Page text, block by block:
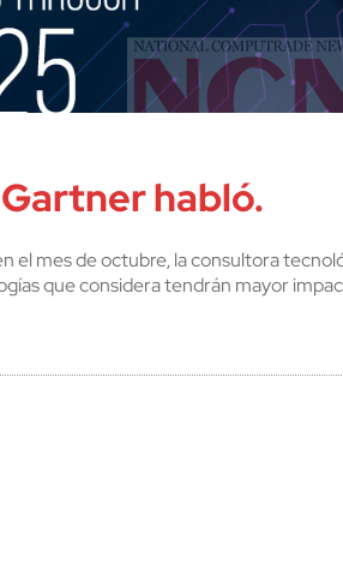
habló.
el mes de octubre, la consultora
que considera tendrán mayor